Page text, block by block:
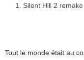
Silent Hill 2 remake
Tout le monde était au